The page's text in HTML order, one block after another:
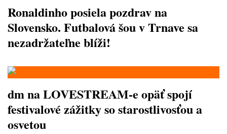
Ronaldinho posiela pozdrav na
Slovensko. Futbalová šou v Trnave sa
nezadržateľne blíži!
dm na LOVESTREAM-e opäť spojí
festivalové zážitky so starostlivosťou a
osvetou